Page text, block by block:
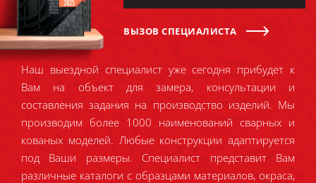
ВЫЗОВ СПЕЦИАЛИСТА
Наш выездной специалист уже сегодня прибудет к
Вам на объект для замера, консультации и
составления задания на производство изделий. Мы
производим более 1000 наименований сварных и
кованых моделей. Любые конструкции адаптируется
под Ваши размеры. Специалист представит Вам
различные каталоги с образцами материалов, окраса,